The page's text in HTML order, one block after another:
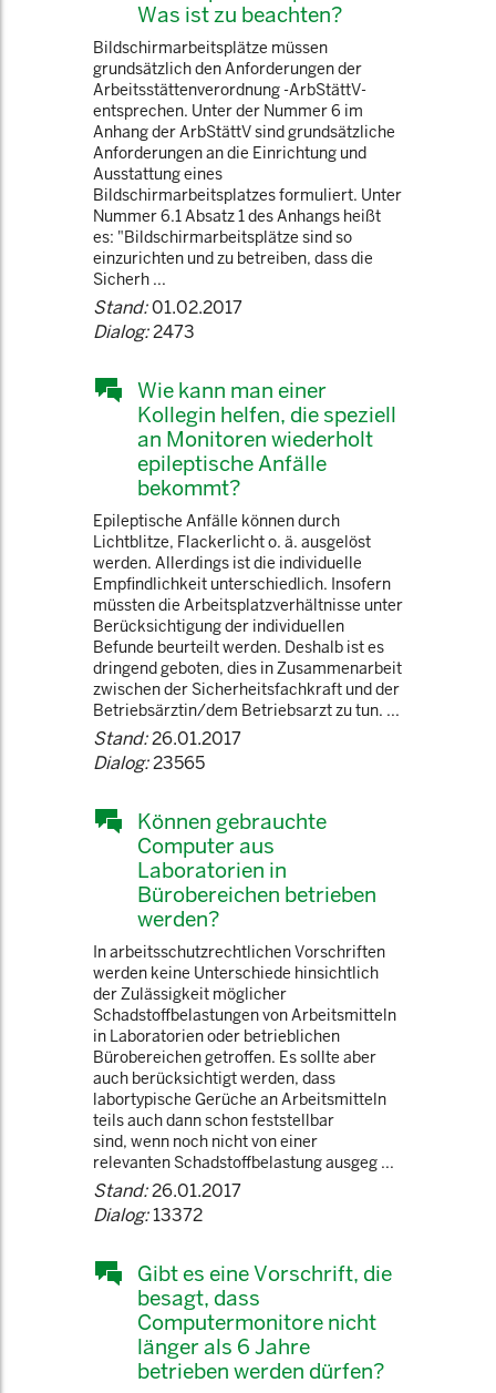
Was ist zu beachten?
Bildschirmarbeitsplätze müssen
grundsätzlich den Anforderungen der
Arbeitsstättenverordnung -ArbStättV-
entsprechen. Unter der Nummer 6 im
Anhang der ArbStättV sind grundsätzliche
Anforderungen an die Einrichtung und
Ausstattung eines
Bildschirmarbeitsplatzes formuliert. Unter
Nummer 6.1 Absatz 1 des Anhangs heißt
es: "Bildschirmarbeitsplätze sind so
einzurichten und zu betreiben, dass die
Sicherh ...
Stand:01.02.2017
Dialog:2473
Wie kann man einer
Kollegin helfen, die speziell
an Monitoren wiederholt
epileptische Anfälle
bekommt?
Epileptische Anfälle können durch
Lichtblitze, Flackerlicht o. ä. ausgelöst
werden. Allerdings ist die individuelle
Empfindlichkeit unterschiedlich. Insofern
müssten die Arbeitsplatzverhältnisse unter
Berücksichtigung der individuellen
Befunde beurteilt werden. Deshalb ist es
dringend geboten, dies in Zusammenarbeit
zwischen der Sicherheitsfachkraft und der
Betriebsärztin/dem Betriebsarzt zu tun. ...
Stand:26.01.2017
Dialog:23565
Können gebrauchte
Computer aus
Laboratorien in
Bürobereichen betrieben
werden?
In arbeitsschutzrechtlichen Vorschriften
werden keine Unterschiede hinsichtlich
der Zulässigkeit möglicher
Schadstoffbelastungen von Arbeitsmitteln
in Laboratorien oder betrieblichen
Bürobereichen getroffen. Es sollte aber
auch berücksichtigt werden, dass
labortypische Gerüche an Arbeitsmitteln
teils auch dann schon feststellbar
sind, wenn noch nicht von einer
relevanten Schadstoffbelastung ausgeg ...
Stand:26.01.2017
Dialog:13372
Gibt es eine Vorschrift, die
besagt, dass
Computermonitore nicht
länger als 6 Jahre
betrieben werden dürfen?